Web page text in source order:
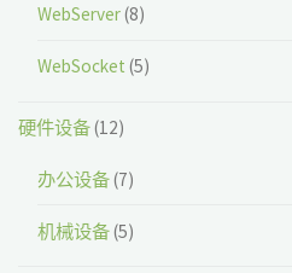
WebServer(8)
WebSocket (5)
硬件设备(12)
办公设备(7)
机械设备(5)